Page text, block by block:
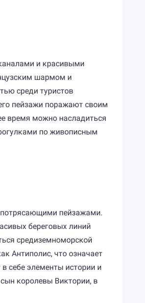
и красивыми
шармом и
среди туристов
пейзажи поражают своим
время можно насладиться
по живописным
потрясающими пейзажами.
береговых линий
средиземноморской
Антиполис, что означает
себе элементы истории и
королевы Виктории, в